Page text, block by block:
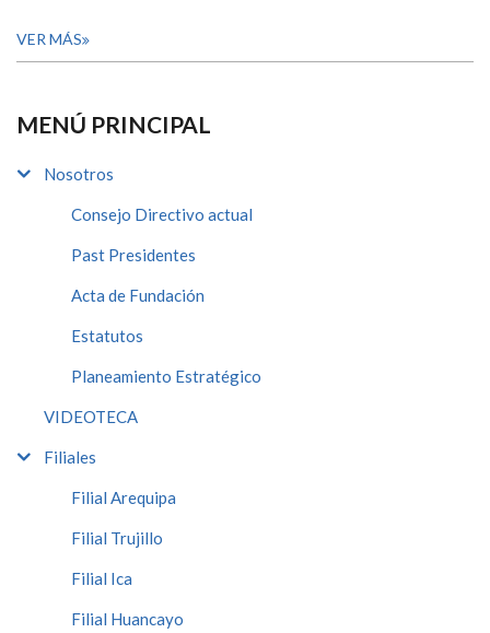
VER MÁS
MENÚ PRINCIPAL
Nosotros
Consejo Directivo actual
Past Presidentes
Acta de Fundación
Estatutos
Planeamiento Estratégico
VIDEOTECA
Filiales
Filial Arequipa
Filial Trujillo
Filial Ica
Filial Huancayo